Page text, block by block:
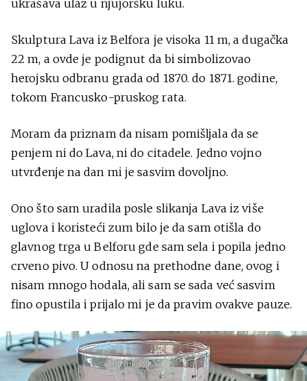
ukrašava ulaz u njujoršku luku.
Skulptura Lava iz Belfora je visoka 11 m, a dugačka
22 m, a ovde je podignut da bi simbolizovao
herojsku odbranu grada od 1870. do 1871. godine,
tokom Francusko-pruskog rata.
Moram da priznam da nisam pomišljala da se
penjem ni do Lava, ni do citadele. Jedno vojno
utvrđenje na dan mi je sasvim dovoljno.
Ono što sam uradila posle slikanja Lava iz više
uglova i koristeći zum bilo je da sam otišla do
glavnog trga u Belforu gde sam sela i popila jedno
crveno pivo. U odnosu na prethodne dane, ovog i
nisam mnogo hodala, ali sam se sada već sasvim
fino opustila i prijalo mi je da pravim ovakve pauze.